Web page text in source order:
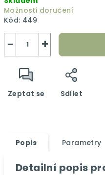
cena:
Možnosti doručení
Kód: 449
+
−
Zeptat se Sdílet
Popis Parametry
Detailní popis